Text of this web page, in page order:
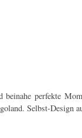
perfekte
Selbst-Design